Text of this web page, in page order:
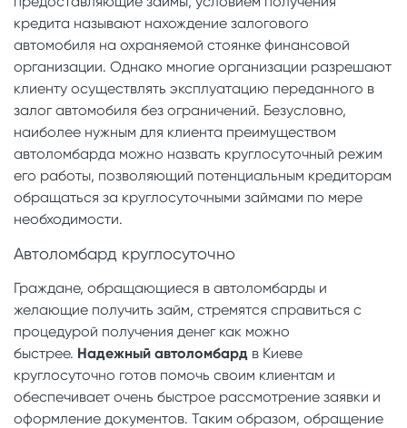
кредита называют нахождение залогового
автомобиля на охраняемой стоянке финансовой
организации. Однако многие организации разрешают
клиенту осуществлять эксплуатацию переданного в
залог автомобиля без ограничений. Безусловно,
наиболее нужным для клиента преимуществом
автоломбарда можно назвать круглосуточный режим
его работы, позволяющий потенциальным кредиторам
обращаться за круглосуточными займами по мере
необходимости.
Автоломбард круглосуточно
Граждане, обращающиеся в автоломбарды и
желающие получить займ, стремятся справиться с
процедурой получения денег как можно
быстрее. Надежный автоломбард в Киеве
круглосуточно готов помочь своим клиентам и
обеспечивает очень быстрое рассмотрение заявки и
оформление документов. Таким образом, обращение